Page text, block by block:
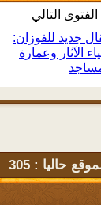
الفتوى التالي
جديد للفوزان:
الآثار وعمارة